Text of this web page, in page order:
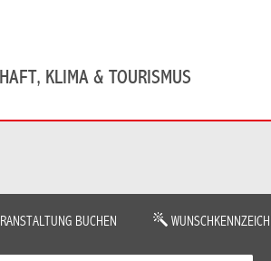
KLIMA & TOURISMUS
BUCHEN